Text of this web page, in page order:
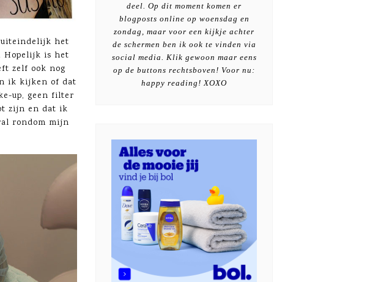
uiteindelijk het
Hopelijk is het
zelf ook nog
ik kijken of dat
up, geen filter
zijn en dat ik
rondom mijn
deel. Op dit moment komen er
blogposts online op woensdag en
zondag, maar voor een kijkje achter
de schermen ben ik ook te vinden via
social media. Klik gewoon maar eens
op de buttons rechtsboven! Voor nu:
happy reading! XOXO